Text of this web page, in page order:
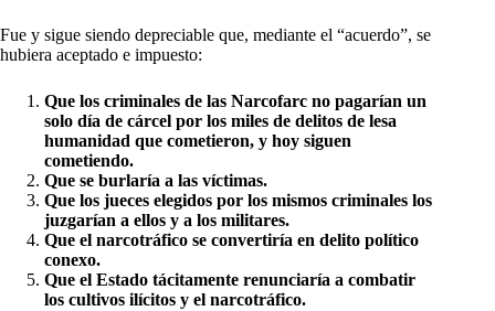
Fue y sigue siendo depreciable que, mediante el “acuerdo”, se
hubiera aceptado e impuesto:
Que los criminales de las Narcofarc no pagarían un
solo día de cárcel por los miles de delitos de lesa
humanidad que cometieron, y hoy siguen
cometiendo.
Que se burlaría a las víctimas.
Que los jueces elegidos por los mismos criminales los
juzgarían a ellos y a los militares.
Que el narcotráfico se convertiría en delito político
conexo.
Que el Estado tácitamente renunciaría a combatir
los cultivos ilícitos y el narcotráfico.